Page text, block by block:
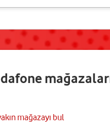
mağazayı bul